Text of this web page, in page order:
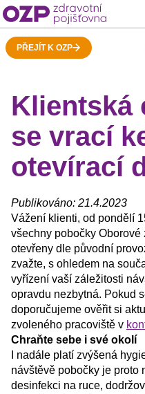
PŘEJÍT K OZP
Klientská
se vrací
otevírací
Publikováno: 21.4.2023
Vážení klienti, od pondělí
všechny pobočky
otevřeny dle původní
zvažte, s ohledem na
vyřízení vaší záležitosti
opravdu nezbytná. Pokud
doporučujeme ověřit si
zvoleného pracoviště v
Chraňte sebe i své okolí
I nadále platí zvýšená
návštěvě pobočky je proto
desinfekci na ruce,